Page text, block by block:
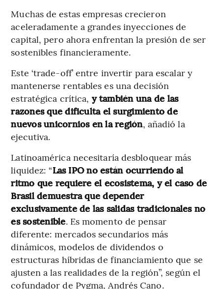
Muchas de estas empresas crecieron
aceleradamente a grandes inyecciones de
capital, pero ahora enfrentan la presión de ser
sostenibles financieramente.
Este ‘trade-off’ entre invertir para escalar y
mantenerse rentables es una decisión
estratégica crítica, y también una de las
razones que dificulta el surgimiento de
nuevos unicornios en la región, añadió la
ejecutiva.
Latinoamérica necesitaría desbloquear más
liquidez: “Las IPO no están ocurriendo al
ritmo que requiere el ecosistema, y el caso de
Brasil demuestra que depender
exclusivamente de las salidas tradicionales no
es sostenible. Es momento de pensar
diferente: mercados secundarios más
dinámicos, modelos de dividendos o
estructuras híbridas de financiamiento que se
ajusten a las realidades de la región”, según el
cofundador de Pygma, Andrés Cano.